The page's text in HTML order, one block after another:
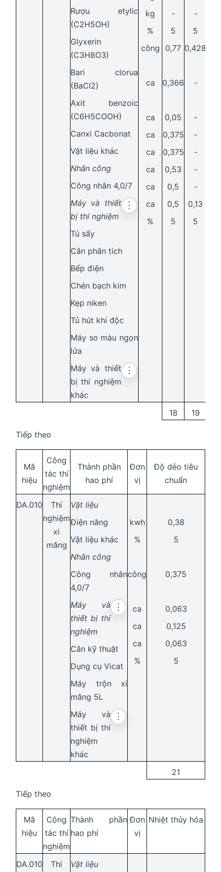
Rượu etylic
(C2H5OH)
Glyxerin
(C3H8O3)
Bari clorua
(BaCl2)
Axit benzoic
(C6H5COOH)
Canxi Cacbonat
Vật liệu khác
Nhân công
Công nhân 4,0/7
Máy và thiết
bị thí nghiệm
⋮
Tủ sấy
Cân phân tích
Bếp điện
Chén bạch kim
Kẹp niken
Tủ hút khí độc
Máy so màu ngọn
lửa
Máy và thiết
bị thí nghiệm
khác
⋮
kg
%
công
ca
ca
ca
ca
ca
ca
ca
%
-
5
0,77
0,366
0,05
0,375
0,375
0,53
0,5
0,5
5
-
5
0,428
-
-
-
-
-
-
0,13
5
18 19
Tiếp theo
Mã
hiệu
Công
tác thí
nghiệm
Thành phần
hao phí
Đơn
vị
Độ dẻo tiêu
chuẩn
DA.010
Thí
nghiệm
xi
măng
Vật liệu
Điện năng
Vật liệu khác
Nhân công
Công nhân
4,0/7
Máy và
thiết bị thí
nghiệm
⋮
Cân kỹ thuật
Dụng cụ Vicat
Máy trộn xi
măng 5L
Máy và
thiết bị thí
nghiệm
khác
⋮
kwh
%
công
ca
ca
ca
%
0,38
5
0,375
0,063
0,125
0,063
5
21
Tiếp theo
Mã
hiệu
Công
tác thí
nghiệm
Thành phần
hao phí
Đơn
vị
Nhiệt thủy hóa
DA.010
Thí
Vật liệu